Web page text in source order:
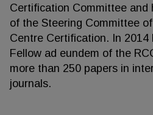
Certification Committee and
of the Steering Committee
Centre Certification. In 2014
Fellow ad eundem of the
more than 250 papers in
journals.